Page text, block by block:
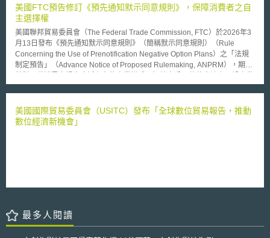
具有支配行駛地位及行駛利益者負損害賠償責任，故自駕車製造商或因系統
被駭導致失去以及支配行駛之地位及行駛利益者，不負運行供用者責任。此
外，研究報告亦指出，從《汽車賠償法》立法意旨在於保護和汽車行駛無關
之被害者，以及迅速使被害者得到救濟觀之，自動駕駛系統下之自損事故，
應仍為《汽車賠償法》保護範圍所及。
美國FTC預告修訂《預先通知默示同意規則》，保障消費者之自
主選擇權
美國聯邦貿易委員會（The Federal Trade Commission, FTC）於2026年3
月13日發布《預先通知默示同意規則》（簡稱默示同意規則）（Rule
Concerning the Use of Prenotification Negative Option Plans）之「法規
制定預告」（Advance Notice of Proposed Rulemaking, ANPRM），期望
續約與試用轉付費機制等進行全面規範，並將現行不完整且分散的消保法規
聯邦上訴法院以程序瑕疵為由撤銷。因應法院要求，FTC依法重啟修法程
序，就以下核心議題廣徵意見： (1)產業現況與普及性：企業透過「默示同
支付費用。
美國國際貿易委員會（USITC）發布「全球數位貿易報告，推動
數位經濟新機會」
最多人閱讀